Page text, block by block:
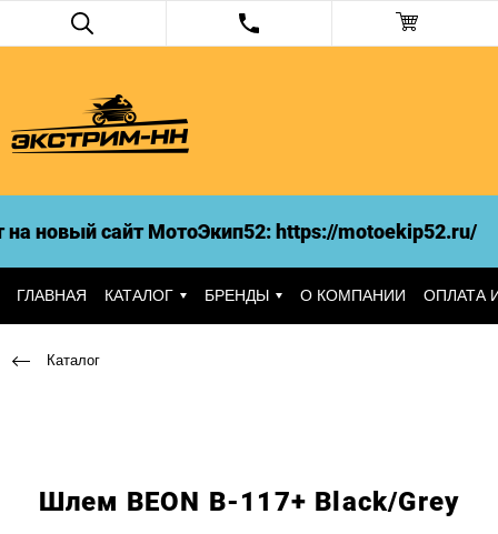
новый сайт МотоЭкип52: https://motoekip52.ru/
ГЛАВНАЯ КАТАЛОГ БРЕНДЫ О КОМПАНИИ ОПЛАТА
Каталог
Шлем BEON B-117+ Black/Grey